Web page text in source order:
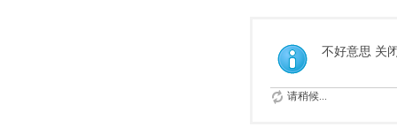
不好意思 关
请稍候...